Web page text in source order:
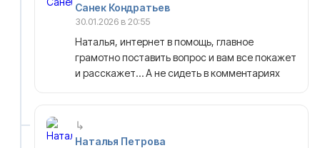
Санек Кондратьев
30.01.2026 в 20:55
Наталья, интернет в помощь, главное
грамотно поставить вопрос и вам все покажет
и расскажет… А не сидеть в комментариях
Наталья Петрова